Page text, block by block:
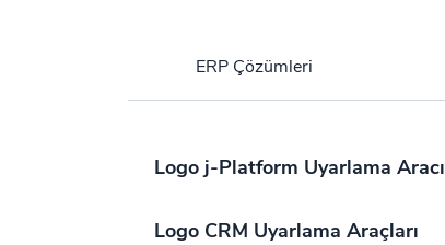
ERP Çözümleri
Logo j-Platform Uyarlama Aracı
Logo CRM Uyarlama Araçları